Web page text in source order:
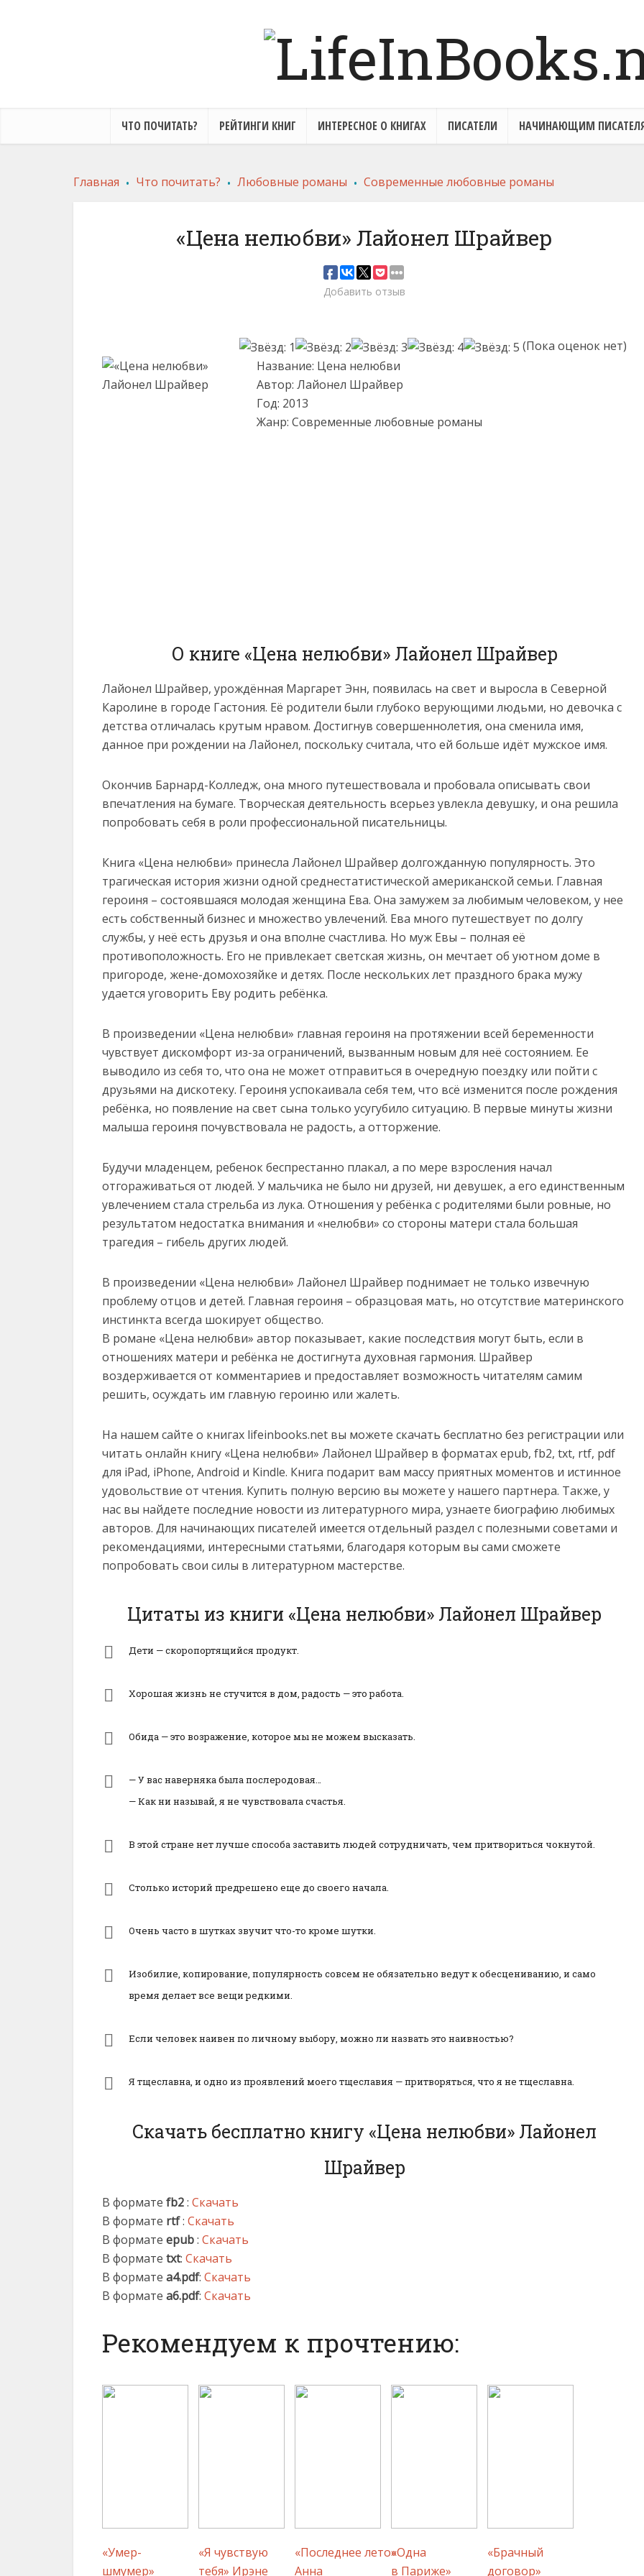
ЧТО ПОЧИТАТЬ? РЕЙТИНГИ КНИГ ИНТЕРЕСНОЕ О КНИГАХ ПИСАТЕЛИ НАЧИНАЮЩИМ
Главная . Что почитать? . Любовные романы . Современные любовные романы
«Цена нелюбви» Лайонел Шрайвер
Добавить отзыв
(Пока оценок нет)
Название: Цена нелюбви
Автор: Лайонел Шрайвер
Год: 2013
Жанр: Современные любовные романы
О книге «Цена нелюбви» Лайонел Шрайвер
Лайонел Шрайвер, урождённая Маргарет Энн, появилась на свет и выросла в Северной
Каролине в городе Гастония. Её родители были глубоко верующими людьми, но девочка с
детства отличалась крутым нравом. Достигнув совершеннолетия, она сменила имя,
данное при рождении на Лайонел, поскольку считала, что ей больше идёт мужское имя.
Окончив Барнард-Колледж, она много путешествовала и пробовала описывать свои
впечатления на бумаге. Творческая деятельность всерьез увлекла девушку, и она решила
попробовать себя в роли профессиональной писательницы.
Книга «Цена нелюбви» принесла Лайонел Шрайвер долгожданную популярность. Это
трагическая история жизни одной среднестатистической американской семьи. Главная
героиня – состоявшаяся молодая женщина Ева. Она замужем за любимым человеком, у нее
есть собственный бизнес и множество увлечений. Ева много путешествует по долгу
службы, у неё есть друзья и она вполне счастлива. Но муж Евы – полная её
противоположность. Его не привлекает светская жизнь, он мечтает об уютном доме в
пригороде, жене-домохозяйке и детях. После нескольких лет праздного брака мужу
удается уговорить Еву родить ребёнка.
В произведении «Цена нелюбви» главная героиня на протяжении всей беременности
чувствует дискомфорт из-за ограничений, вызванным новым для неё состоянием. Ее
выводило из себя то, что она не может отправиться в очередную поездку или пойти с
друзьями на дискотеку. Героиня успокаивала себя тем, что всё изменится после рождения
ребёнка, но появление на свет сына только усугубило ситуацию. В первые минуты жизни
малыша героиня почувствовала не радость, а отторжение.
Будучи младенцем, ребенок беспрестанно плакал, а по мере взросления начал
отгораживаться от людей. У мальчика не было ни друзей, ни девушек, а его единственным
увлечением стала стрельба из лука. Отношения у ребёнка с родителями были ровные, но
результатом недостатка внимания и «нелюбви» со стороны матери стала большая
трагедия – гибель других людей.
В произведении «Цена нелюбви» Лайонел Шрайвер поднимает не только извечную
проблему отцов и детей. Главная героиня – образцовая мать, но отсутствие материнского
инстинкта всегда шокирует общество.
В романе «Цена нелюбви» автор показывает, какие последствия могут быть, если в
отношениях матери и ребёнка не достигнута духовная гармония. Шрайвер
воздерживается от комментариев и предоставляет возможность читателям самим
решить, осуждать им главную героиню или жалеть.
На нашем сайте о книгах lifeinbooks.net вы можете скачать бесплатно без регистрации или
читать онлайн книгу «Цена нелюбви» Лайонел Шрайвер в форматах epub, fb2, txt, rtf, pdf
для iPad, iPhone, Android и Kindle. Книга подарит вам массу приятных моментов и истинное
удовольствие от чтения. Купить полную версию вы можете у нашего партнера. Также, у
нас вы найдете последние новости из литературного мира, узнаете биографию любимых
авторов. Для начинающих писателей имеется отдельный раздел с полезными советами и
рекомендациями, интересными статьями, благодаря которым вы сами сможете
попробовать свои силы в литературном мастерстве.
Цитаты из книги «Цена нелюбви» Лайонел Шрайвер
Дети — скоропортящийся продукт.
Хорошая жизнь не стучится в дом, радость — это работа.
Обида — это возражение, которое мы не можем высказать.
— У вас наверняка была послеродовая…
— Как ни называй, я не чувствовала счастья.
В этой стране нет лучше способа заставить людей сотрудничать, чем притвориться чокнутой.
Столько историй предрешено еще до своего начала.
Очень часто в шутках звучит что-то кроме шутки.
Изобилие, копирование, популярность совсем не обязательно ведут к обесцениванию, и само
время делает все вещи редкими.
Если человек наивен по личному выбору, можно ли назвать это наивностью?
Я тщеславна, и одно из проявлений моего тщеславия — притворяться, что я не тщеславна.
Скачать бесплатно книгу «Цена нелюбви» Лайонел
Шрайвер
В формате fb2: Скачать
В формате rtf: Скачать
В формате epub: Скачать
В формате txt: Скачать
В формате a4.pdf: Скачать
В формате a6.pdf: Скачать
Рекомендуем к прочтению:
«Умер-
шмумер»
«Я чувствую
тебя» Ирэне
«Последнее лето»
Анна
«Одна
в Париже»
«Брачный
договор»